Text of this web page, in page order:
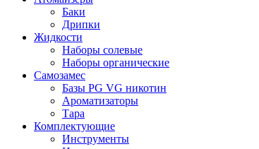
Баки
Дрипки
Жидкости
Наборы солевые
Наборы органические
Самозамес
Базы PG VG никотин
Ароматизаторы
Тара
Комплектующие
Инструменты